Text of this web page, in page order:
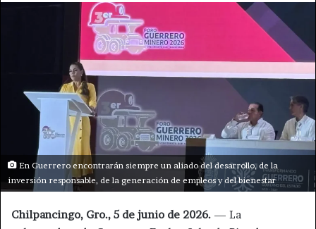
En Guerrero encontrarán siempre un aliado del desarrollo, de la
inversión responsable, de la generación de empleos y del bienestar
Chilpancingo, Gro., 5 de junio de 2026. — La